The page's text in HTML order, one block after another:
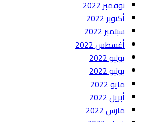
نوفمبر 2022
أكتوبر 2022
سبتمبر 2022
أغسطس 2022
يوليو 2022
يونيو 2022
مايو 2022
أبريل 2022
مارس 2022